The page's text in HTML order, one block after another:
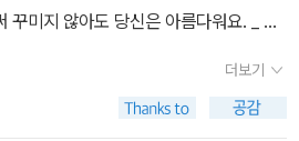
견한 그래서 새롭게 보이는 여자와 아
낙태를 한 것은, 그들이 그 지경에까지 이
족해서가 아니라 그 둘에게 닿는 사랑
기에는 부담스럽고, 가볍게 시작할만
이 책을 적극 추천한다. <인문/사회/과
의 리뷰 (먹거리의 불안을 극복하는 방
에 2년여간 머물면서 이상적인 공
어나더라도 사람들이 함께 해결해보려는
않는 생태주의 철학을 몸소 실천하는
가의 글 , 일명 냠냠 공주, 먹보여왕으로
세계를 돌아다니며 맛본 음식들에 대한
올레길을 만든것 만큼 음식여행 길도 제
꾸미지 않아도 당신은 아름다워요. _ 당
지는 마음이 일기 일쑤인 계절.아무것
기 좋은 날이라고 말하는 이 책이 궁금
더보기